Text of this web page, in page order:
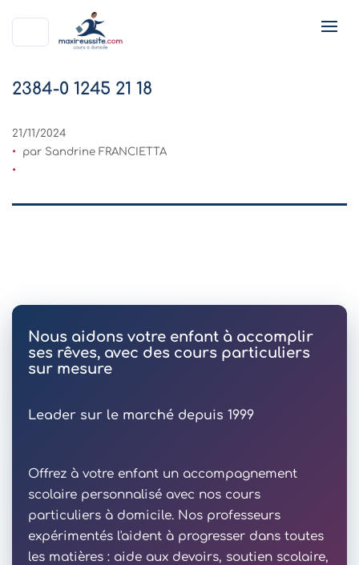
2384-0 1245 21 18
21/11/2024
par Sandrine FRANCIETTA
Nous aidons votre enfant à accomplir
ses rêves, avec des cours particuliers
sur mesure
Leader sur le marché depuis 1999
Offrez à votre enfant un accompagnement
scolaire personnalisé avec nos cours
particuliers à domicile. Nos professeurs
expérimentés l'aident à progresser dans toutes
les matières : aide aux devoirs, soutien scolaire,